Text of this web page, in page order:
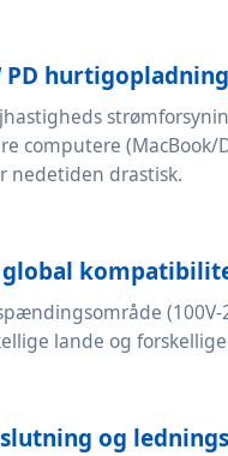
PD hurtigopladning
computere
nedetiden drastisk.
global
lande og
og